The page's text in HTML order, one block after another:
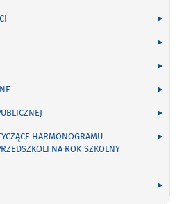
HARMONOGRAMU
NA ROK SZKOLNY